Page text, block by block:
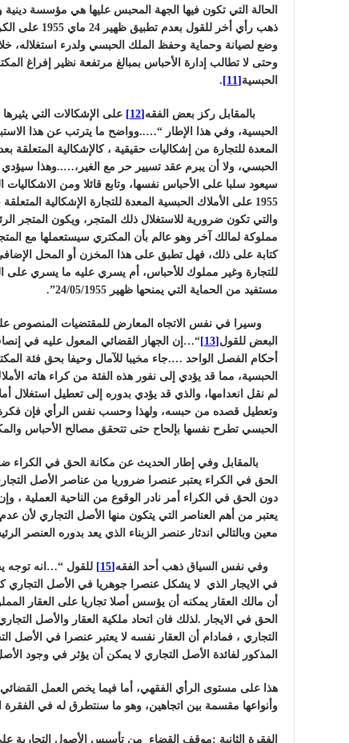
الحالة التي تكون فيها الجهة المحبس عليها هي مؤسسة
ذهب رأي أخر للقول بعدم تطبيق ظهير 24 ماي 1955 على الكراء الحبسي مطلقا
وضع لصيانة وحماية وحفظ الملك الحبسي ولدرء استغلاله،
وحتى لا تطالب إدارة الأحباس بمبالغ مرتفعة نظير إفراغ
الحبسية [11]
.
بالمقابل ركز بعض الفقه [12]
الحبسية، وفي هذا الإطار “…..وواضح ما يترتب عن هذا
المعدة للتجارة من إشكاليات حقيقية ، كالإشكالية
الحبسي، ولا أن يبرم عقد تسيير حر مع الغير،…..وهذا
1955 على الأملاك الحبسية المعدة للتجارة الإشكالية
والتي تكون ضرورية للاستغلال ذلك المتجر، ويكون المتجر
مملوكة لمالك آخر وهو عالم بأن المكتري سيستعملها مع
للتجارة وغير مملوك للأحباس، أم يسري عليه ما يسري على
مستفيد من الحماية التي يمنحها ظهير 24/05/1955”.
البعض للقول [13]
“…إن الجهاز القضائي المعول عليه في
أحكام الفصل الواحد ….جاء مخيبا للآمال وحيفا بحق فئة
الحبسية، مما قد يؤدي إلى نفور هذه الفئة من كراء هاته
لم نقل انعدامها، والذي قد يؤدي بدوره إلى تعطيل استغلال
وتعطيل قصده من حبسه، ولهذا وحسب نفس الرأي فإن فكرة
الحبسي تطرح نفسها بإلحاح حتى تتحقق مصالح الأحباس
بالمقابل وفي إطار الحديث عن مكانة الحق في الكراء
الحق في الكراء يعتبر عنصرا ضروريا من عناصر الأصل
دون الحق في الكراء أمر نادر الوقوع من الناحية العملية ،
يعتبر من أهم العناصر التي يتكون منها الأصل التجاري لأن
معين وبالتالي اندثار عنصر الزبناء الذي يعد بدوره العنصر
وفي نفس السياق ذهب أحد الفقه [15] للقول “… انه
في الايجار الذي لا يشكل عنصرا جوهريا في الأصل التجاري
أن مالك العقار يمكنه أن يؤسس أصلا تجاريا على العقار
الحق في الايجار .لذلك فان اتحاد ملكية العقار والأصل
التجاري ، فمادام أن العقار نفسه لا يعتبر عنصرا في الأصل
المذكور لفائدة الأصل التجاري لا يمكن أن يؤثر في وجود
هذا على مستوى الرأي الفقهي، أما فيما يخص العمل
وأنواعها مقسمة بين اتجاهين، وهو ما سنتطرق له في الفقرة
الفقرة الثانية :موقف القضاء من تأسيس الأصول التجارية